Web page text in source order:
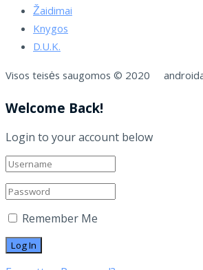
Žaidimai
Knygos
D.U.K.
Visos teisės saugomos © 2020
Welcome Back!
Login to your account below
Remember Me